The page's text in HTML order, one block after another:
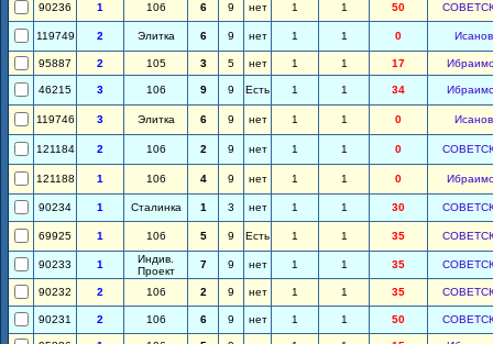
90236 1 106 6 9 нет 1 1 50
119749 2 Элитка 6 9 нет 1 1 0
95887 2 105 3 5 нет 1 1 17
46215 3 106 9 9 Есть 1 1 34
119746 3 Элитка 6 9 нет 1 1 0
121184 2 106 2 9 нет 1 1 0
121188 1 106 4 9 нет 1 1 0
90234 1 Сталинка 1 3 нет 1 1 30
69925 1 106 5 9 Есть 1 1 35
90233 1
Индив.
Проект
7 9 нет 1 1 35
90232 2 106 2 9 нет 1 1 35
90231 2 106 6 9 нет 1 1 50